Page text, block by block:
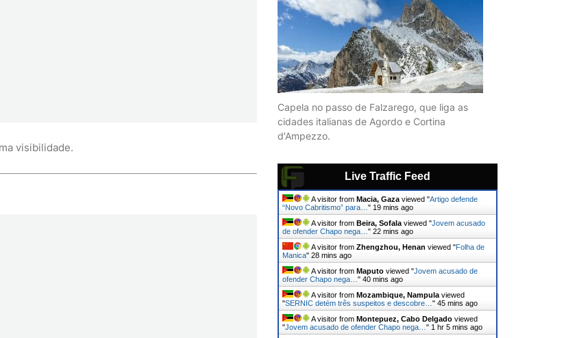
visibilidade.
Capela no passo de Falzarego, que liga as
cidades italianas de Agordo e Cortina
d'Ampezzo.
Live Traffic Feed
A visitor from Macia, Gaza viewed "Artigo defende
“Novo Cabritismo” para… " 19 mins ago
A visitor from Beira, Sofala viewed "Jovem acusado
de ofender Chapo nega… " 22 mins ago
A visitor from Zhengzhou, Henan viewed "Folha de
Manica" 28 mins ago
A visitor from Maputo viewed "Jovem acusado de
ofender Chapo nega… " 40 mins ago
A visitor from Mozambique, Nampula viewed
"SERNIC detém três suspeitos e descobre… " 45 mins ago
A visitor from Montepuez, Cabo Delgado viewed
"Jovem acusado de ofender Chapo nega… " 1 hr 5 mins ago